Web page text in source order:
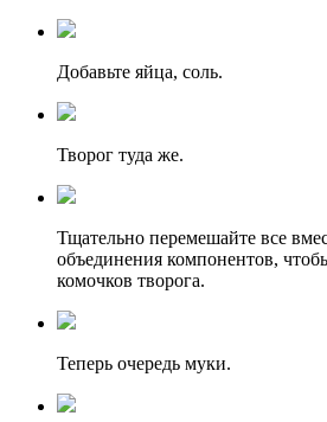
Добавьте яйца, соль.
Творог туда же.
Тщательно перемешайте все
объединения компонентов,
комочков творога.
Теперь очередь муки.